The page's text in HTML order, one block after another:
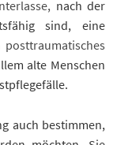
nach der
sind, eine
alte Menschen
auch bestimmen,